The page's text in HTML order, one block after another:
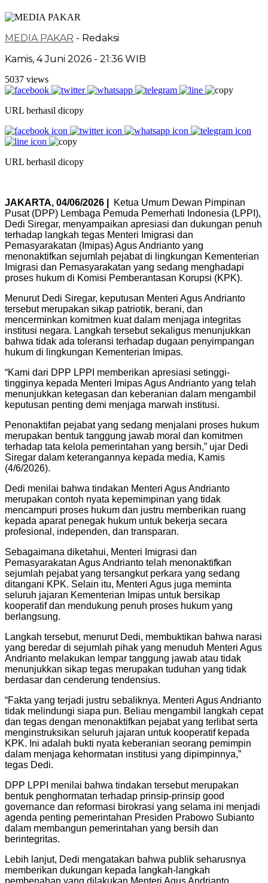
MEDIA PAKAR - Redaksi
Kamis, 4 Juni 2026 - 21:36 WIB
5037 views
URL berhasil dicopy
URL berhasil dicopy
JAKARTA, 04/06/2026 |
Ketua Umum Dewan Pimpinan
Pusat (DPP) Lembaga Pemuda Pemerhati Indonesia (LPPI),
Dedi Siregar, menyampaikan apresiasi dan dukungan penuh
terhadap langkah tegas Menteri Imigrasi dan
Pemasyarakatan (Imipas) Agus Andrianto yang
menonaktifkan sejumlah pejabat di lingkungan Kementerian
Imigrasi dan Pemasyarakatan yang sedang menghadapi
proses hukum di Komisi Pemberantasan Korupsi (KPK).
Menurut Dedi Siregar, keputusan Menteri Agus Andrianto
tersebut merupakan sikap patriotik, berani, dan
mencerminkan komitmen kuat dalam menjaga integritas
institusi negara. Langkah tersebut sekaligus menunjukkan
bahwa tidak ada toleransi terhadap dugaan penyimpangan
hukum di lingkungan Kementerian Imipas.
“Kami dari DPP LPPI memberikan apresiasi setinggi-
tingginya kepada Menteri Imipas Agus Andrianto yang telah
menunjukkan ketegasan dan keberanian dalam mengambil
keputusan penting demi menjaga marwah institusi.
Penonaktifan pejabat yang sedang menjalani proses hukum
merupakan bentuk tanggung jawab moral dan komitmen
terhadap tata kelola pemerintahan yang bersih,” ujar Dedi
Siregar dalam keterangannya kepada media, Kamis
(4/6/2026).
Dedi menilai bahwa tindakan Menteri Agus Andrianto
merupakan contoh nyata kepemimpinan yang tidak
mencampuri proses hukum dan justru memberikan ruang
kepada aparat penegak hukum untuk bekerja secara
profesional, independen, dan transparan.
Sebagaimana diketahui, Menteri Imigrasi dan
Pemasyarakatan Agus Andrianto telah menonaktifkan
sejumlah pejabat yang tersangkut perkara yang sedang
ditangani KPK. Selain itu, Menteri Agus juga meminta
seluruh jajaran Kementerian Imipas untuk bersikap
kooperatif dan mendukung penuh proses hukum yang
berlangsung.
Langkah tersebut, menurut Dedi, membuktikan bahwa narasi
yang beredar di sejumlah pihak yang menuduh Menteri Agus
Andrianto melakukan lempar tanggung jawab atau tidak
menunjukkan sikap tegas merupakan tuduhan yang tidak
berdasar dan cenderung tendensius.
“Fakta yang terjadi justru sebaliknya. Menteri Agus Andrianto
tidak melindungi siapa pun. Beliau mengambil langkah cepat
dan tegas dengan menonaktifkan pejabat yang terlibat serta
menginstruksikan seluruh jajaran untuk kooperatif kepada
KPK. Ini adalah bukti nyata keberanian seorang pemimpin
dalam menjaga kehormatan institusi yang dipimpinnya,”
tegas Dedi.
DPP LPPI menilai bahwa tindakan tersebut merupakan
bentuk penghormatan terhadap prinsip-prinsip good
governance dan reformasi birokrasi yang selama ini menjadi
agenda penting pemerintahan Presiden Prabowo Subianto
dalam membangun pemerintahan yang bersih dan
berintegritas.
Lebih lanjut, Dedi mengatakan bahwa publik seharusnya
memberikan dukungan kepada langkah-langkah
pembenahan yang dilakukan Menteri Agus Andrianto.